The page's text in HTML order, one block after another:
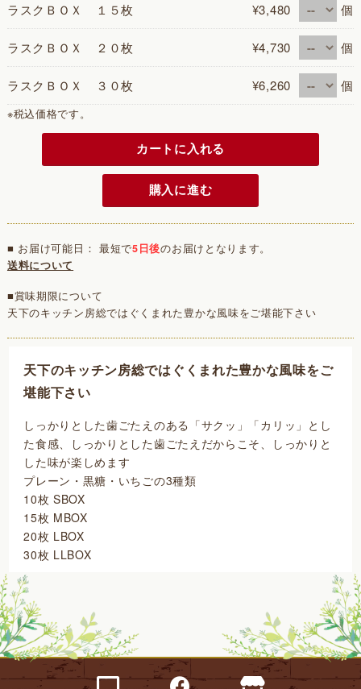
ラスクＢＯＸ １５枚 ¥3,480 個
ラスクＢＯＸ ２０枚 ¥4,730 個
ラスクＢＯＸ ３０枚 ¥6,260 個
※税込価格です。
カートに入れる
購入に進む
■ お届け可能日： 最短で5日後のお届けとなります。
送料について
■賞味期限について
天下のキッチン房総ではぐくまれた豊かな風味をご堪能下さい
天下のキッチン房総ではぐくまれた豊かな風味をご
堪能下さい
しっかりとした歯ごたえのある「サクッ」「カリッ」とし
た食感、しっかりとした歯ごたえだからこそ、しっかりと
した味が楽しめます
プレーン・黒糖・いちごの3種類
10枚 SBOX
15枚 MBOX
20枚 LBOX
30枚 LLBOX